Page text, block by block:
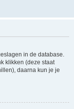
in de database.
klikken (deze staat
daarna kun je je